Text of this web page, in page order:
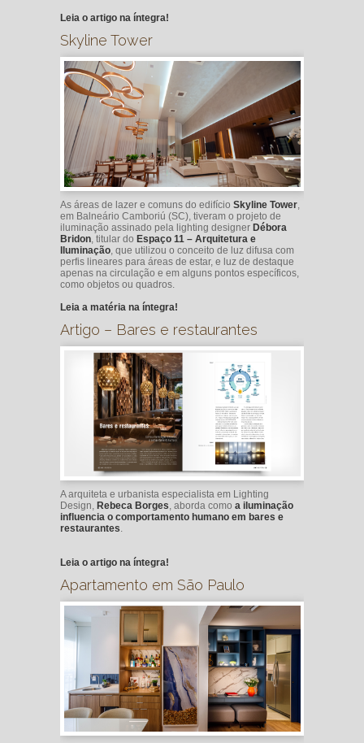
Leia o artigo na íntegra!
Skyline Tower
As áreas de lazer e comuns do edifício Skyline Tower
em Balneário Camboriú (SC), tiveram o projeto de
iluminação assinado pela lighting designer Débora
Bridon , titular do Espaço 11 – Arquitetura e
Iluminação , que utilizou o conceito de luz difusa com
perfis lineares para áreas de estar, e luz de destaque
apenas na circulação e em alguns pontos específicos,
como objetos ou quadros.
Leia a matéria na íntegra!
Artigo – Bares e restaurantes
A arquiteta e urbanista especialista em Lighting
Design, Rebeca Borges, aborda como a iluminação
influencia o comportamento humano em bares e
restaurantes.
Leia o artigo na íntegra!
Apartamento em São Paulo